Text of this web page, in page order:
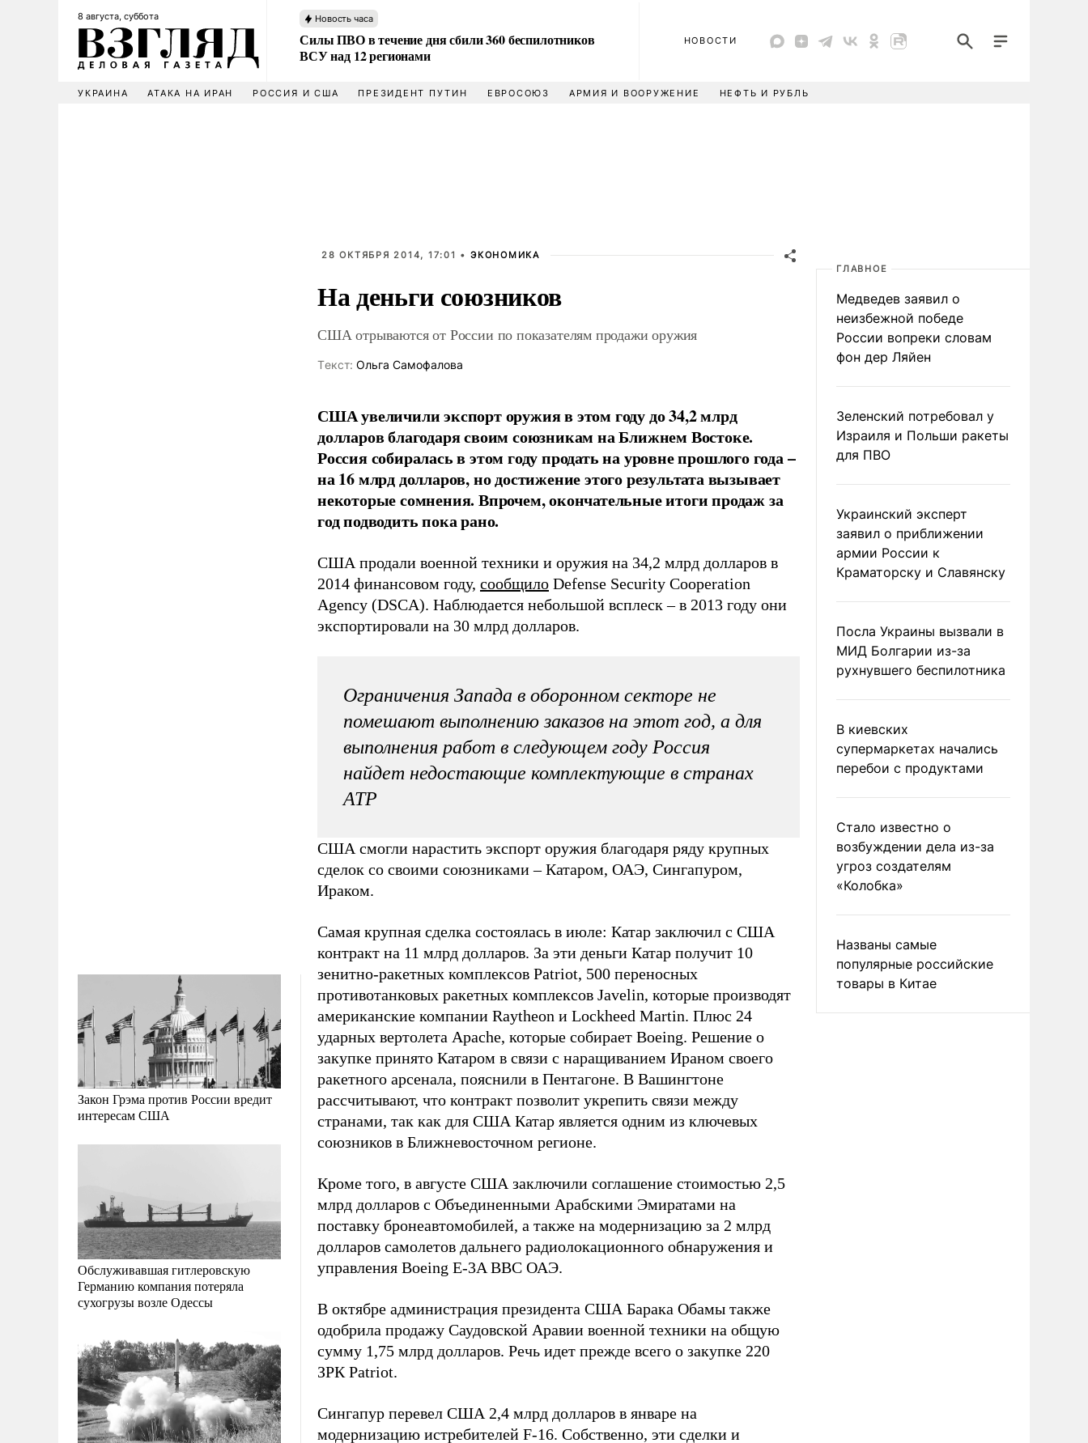
8 августа, суббота Новость часа
Силы ПВО в течение дня сбили 360 беспилотников
ВСУ над 12 регионами
НОВОСТИ
УКРАИНА АТАКА НА ИРАН РОССИЯ И США ПРЕЗИДЕНТ ПУТИН ЕВРОСОЮЗ АРМИЯ И ВООРУЖЕНИЕ НЕФТЬ И РУБЛЬ
Закон Грэма против России вредит
интересам США
Обслуживавшая гитлеровскую
Германию компания потеряла
сухогрузы возле Одессы
28 ОКТЯБРЯ 2014, 17:01 • ЭКОНОМИКА
На деньги союзников
США отрываются от России по показателям продажи оружия
Tекст: Ольга Самофалова
США увеличили экспорт оружия в этом году до 34,2 млрд
долларов благодаря своим союзникам на Ближнем Востоке.
Россия собиралась в этом году продать на уровне прошлого года –
на 16 млрд долларов, но достижение этого результата вызывает
некоторые сомнения. Впрочем, окончательные итоги продаж за
год подводить пока рано.
США продали военной техники и оружия на 34,2 млрд долларов в
2014 финансовом году, сообщило Defense Security Cooperation
Agency (DSCA). Наблюдается небольшой всплеск – в 2013 году они
экспортировали на 30 млрд долларов.
Ограничения Запада в оборонном секторе не
помешают выполнению заказов на этот год, а для
выполнения работ в следующем году Россия
найдет недостающие комплектующие в странах
АТР
США смогли нарастить экспорт оружия благодаря ряду крупных
сделок со своими союзниками – Катаром, ОАЭ, Сингапуром,
Ираком.
Самая крупная сделка состоялась в июле: Катар заключил с США
контракт на 11 млрд долларов. За эти деньги Катар получит 10
зенитно-ракетных комплексов Patriot, 500 переносных
противотанковых ракетных комплексов Javelin, которые производят
американские компании Raytheon и Lockheed Martin. Плюс 24
ударных вертолета Apache, которые собирает Boeing. Решение о
закупке принято Катаром в связи с наращиванием Ираном своего
ракетного арсенала, пояснили в Пентагоне. В Вашингтоне
рассчитывают, что контракт позволит укрепить связи между
странами, так как для США Катар является одним из ключевых
союзников в Ближневосточном регионе.
Кроме того, в августе США заключили соглашение стоимостью 2,5
млрд долларов с Объединенными Арабскими Эмиратами на
поставку бронеавтомобилей, а также на модернизацию за 2 млрд
долларов самолетов дальнего радиолокационного обнаружения и
управления Boeing E-3A ВВС ОАЭ.
В октябре администрация президента США Барака Обамы также
одобрила продажу Саудовской Аравии военной техники на общую
сумму 1,75 млрд долларов. Речь идет прежде всего о закупке 220
ЗРК Patriot.
Сингапур перевел США 2,4 млрд долларов в январе на
модернизацию истребителей F-16. Собственно, эти сделки и
ГЛАВНОЕ
Медведев заявил о
неизбежной победе
России вопреки словам
фон дер Ляйен
Зеленский потребовал у
Израиля и Польши ракеты
для ПВО
Украинский эксперт
заявил о приближении
армии России к
Краматорску и Славянску
Посла Украины вызвали в
МИД Болгарии из-за
рухнувшего беспилотника
В киевских
супермаркетах начались
перебои с продуктами
Стало известно о
возбуждении дела из-за
угроз создателям
«Колобка»
Названы самые
популярные российские
товары в Китае